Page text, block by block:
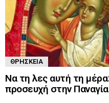
ΘΡΗΣΚΕΊΑ
Να τη λες αυτή τη
προσευχή στην